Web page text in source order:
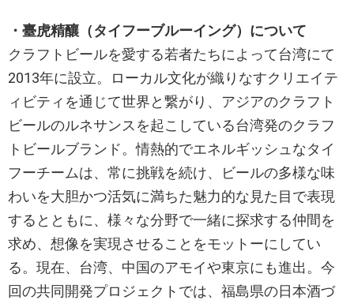
・臺虎精釀（タイフーブルーイング）について
クラフトビールを愛する若者たちによって台湾にて
2013年に設立。ローカル文化が織りなすクリエイテ
ィビティを通じて世界と繋がり、アジアのクラフト
ビールのルネサンスを起こしている台湾発のクラフ
トビールブランド。情熱的でエネルギッシュなタイ
フーチームは、常に挑戦を続け、ビールの多様な味
わいを大胆かつ活気に満ちた魅力的な見た目で表現
するとともに、様々な分野で一緒に探求する仲間を
求め、想像を実現させることをモットーにしてい
る。現在、台湾、中国のアモイや東京にも進出。今
回の共同開発プロジェクトでは、福島県の日本酒づ